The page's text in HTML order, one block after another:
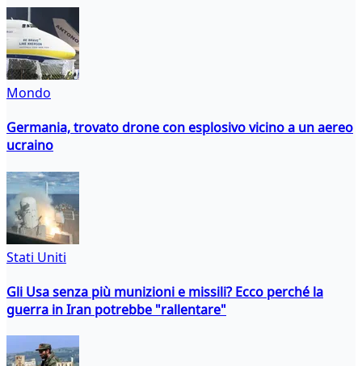
Mondo
Germania, trovato drone con esplosivo vicino a un aereo
ucraino
Stati Uniti
Gli Usa senza più munizioni e missili? Ecco perché la
guerra in Iran potrebbe "rallentare"